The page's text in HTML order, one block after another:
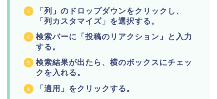
「列」のドロップダウンをクリックし、
「列カスタマイズ」を選択する。
検索バーに「投稿のリアクション」と入力
する。
検索結果が出たら、横のボックスにチェッ
クを入れる。
「適用」をクリックする。